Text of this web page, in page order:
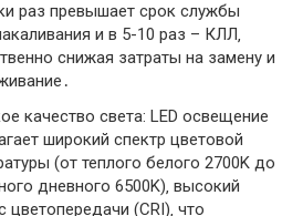
раз превышает срок службы
и в 5-10 раз – КЛЛ‚
снижая затраты на замену и
качество света: LED освещение
широкий спектр цветовой
(от теплого белого 2700K до
дневного 6500K)‚ высокий
цветопередачи (CRI)‚ что